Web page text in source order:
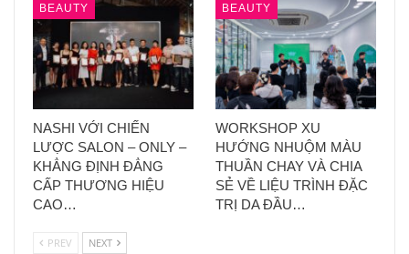
BEAUTY
NASHI VỚI CHIẾN
LƯỢC SALON – ONLY –
KHẲNG ĐỊNH ĐẲNG
CẤP THƯƠNG HIỆU
CAO…
BEAUTY
WORKSHOP XU
HƯỚNG NHUỘM MÀU
THUẦN CHAY VÀ CHIA
SẺ VỀ LIỆU TRÌNH ĐẶC
TRỊ DA ĐẦU…
PREV NEXT